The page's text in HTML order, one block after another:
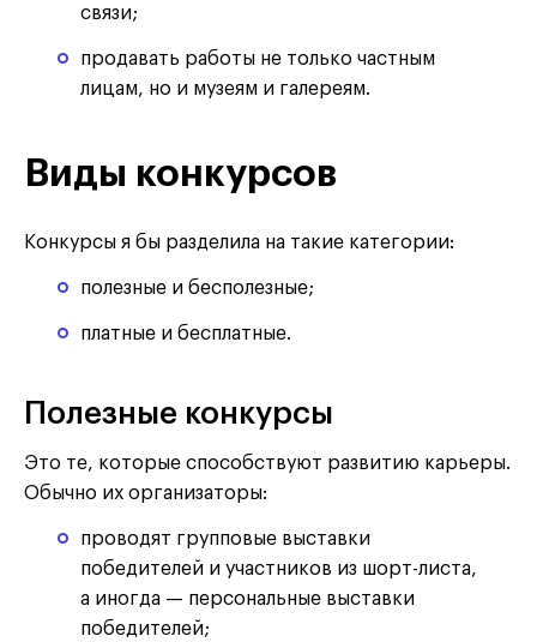
связи;
продавать работы не только частным
лицам, но и музеям и галереям.
Виды конкурсов
Конкурсы я бы разделила на такие категории:
полезные и бесполезные;
платные и бесплатные.
Полезные конкурсы
Это те, которые способствуют развитию карьеры.
Обычно их организаторы:
проводят групповые выставки
победителей и участников из шорт-листа,
а иногда — персональные выставки
победителей;